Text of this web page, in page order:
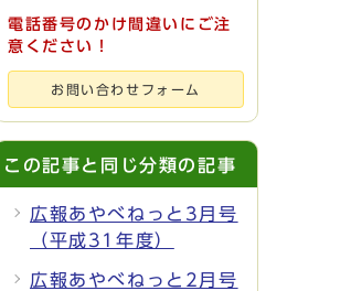
電話番号のかけ間違いにご注
意ください！
お問い合わせフォーム
この記事と同じ分類の記事
広報あやべねっと3月号
（平成31年度）
広報あやべねっと2月号